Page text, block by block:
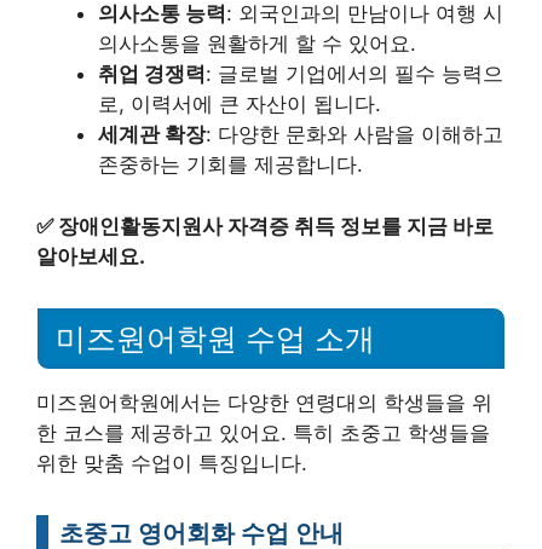
의사소통 능력: 외국인과의 만남이나 여행 시
의사소통을 원활하게 할 수 있어요.
취업 경쟁력: 글로벌 기업에서의 필수 능력으
로, 이력서에 큰 자산이 됩니다.
세계관 확장: 다양한 문화와 사람을 이해하고
존중하는 기회를 제공합니다.
✅ 장애인활동지원사 자격증 취득 정보를 지금 바로
알아보세요.
미즈원어학원 수업 소개
미즈원어학원에서는 다양한 연령대의 학생들을 위
한 코스를 제공하고 있어요. 특히 초중고 학생들을
위한 맞춤 수업이 특징입니다.
초중고 영어회화 수업 안내